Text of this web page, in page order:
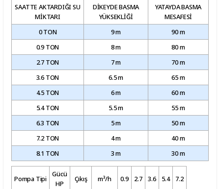
SAATTE AKTARDIĞI SU
MİKTARI
DİKEYDE BASMA
YÜKSEKLİĞİ
YATAYDA BASMA
MESAFESİ
0 TON
9 m
90 m
0.9 TON
8 m
80 m
2.7 TON
7 m
70 m
3.6 TON
6.5 m
65 m
4.5 TON
6 m
60 m
5.4 TON
5.5 m
55 m
6.3 TON
5 m
50 m
7.2 TON
4 m
40 m
8.1 TON
3 m 30 m
Pompa Tipi
Gücü
HP
Çıkış m³/h 0.9 2.7 3.6 5.4 7.2